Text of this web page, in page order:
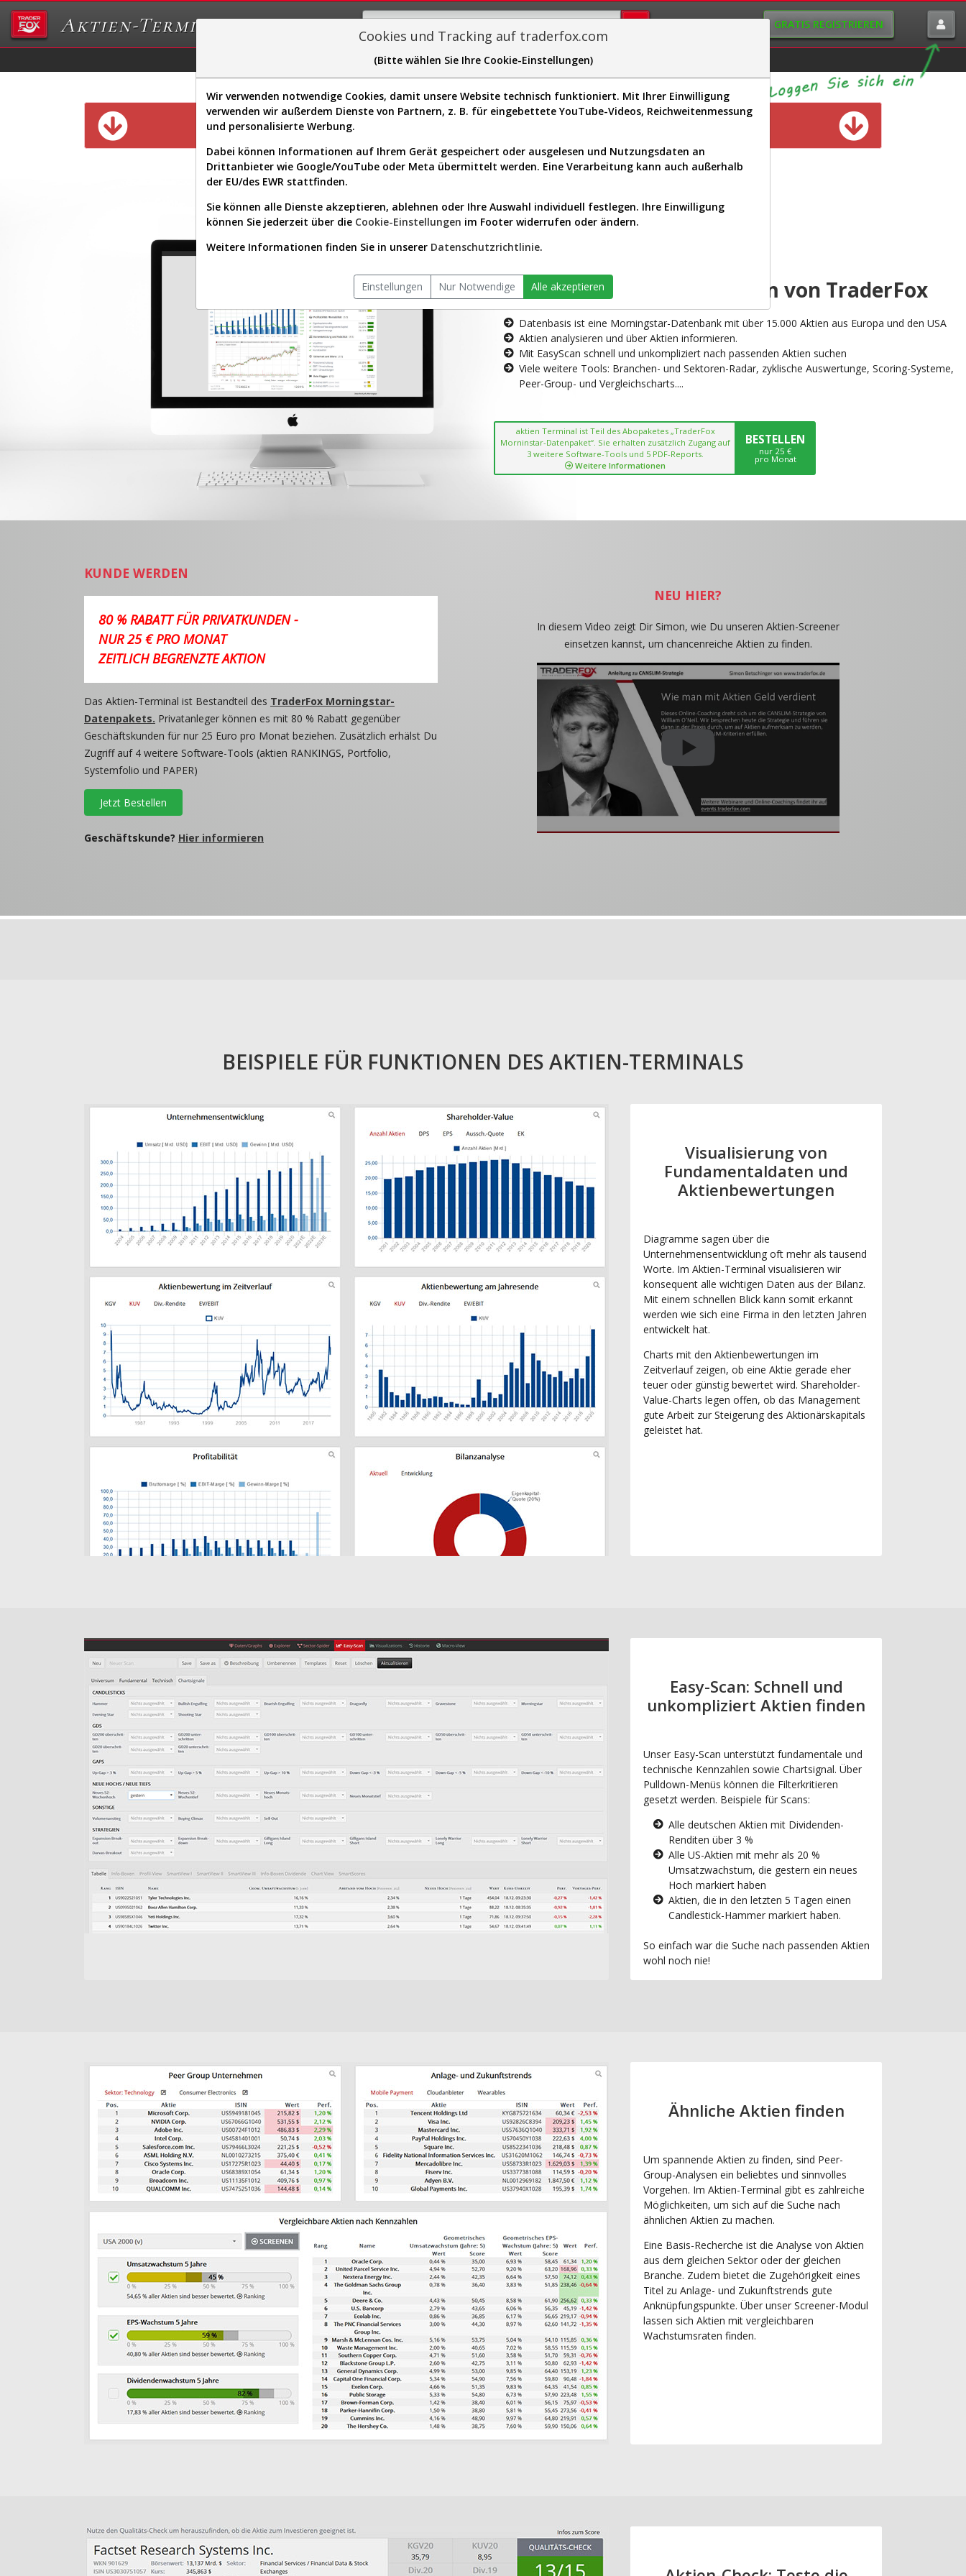
Aktien-Terminal GRATIS REGISTRIEREN
Sector-Spider Easy-Scan Visualizations
Diese Funktion ist nur für Premium-Kunden verfügbar
AKTIEN-TERMINAL
Die Aktienanalyse-Plattform von TraderFox
Datenbasis ist eine Morningstar-Datenbank mit über 15.000 Aktien aus Europa und den USA
Aktien analysieren und über Aktien informieren.
Mit EasyScan schnell und unkompliziert nach passenden Aktien suchen
Viele weitere Tools: Branchen- und Sektoren-Radar, zyklische Auswertunge, Scoring-Systeme,
Peer-Group- und Vergleichscharts....
aktien Terminal ist Teil des Abopaketes „TraderFox
Morninstar-Datenpaket“. Sie erhalten zusätzlich Zugang auf
3 weitere Software-Tools und 5 PDF-Reports.
Weitere Informationen
BESTELLEN
nur 25 €
pro Monat
KUNDE WERDEN
80 % RABATT FÜR PRIVATKUNDEN -
NUR 25 € PRO MONAT
ZEITLICH BEGRENZTE AKTION
Das Aktien-Terminal ist Bestandteil des TraderFox Morningstar-
Datenpakets. Privatanleger können es mit 80 % Rabatt gegenüber
Geschäftskunden für nur 25 Euro pro Monat beziehen. Zusätzlich erhälst Du
Zugriff auf 4 weitere Software-Tools (aktien RANKINGS, Portfolio,
Systemfolio und PAPER)
Jetzt Bestellen
Geschäftskunde? Hier informieren
NEU HIER?
In diesem Video zeigt Dir Simon, wie Du unseren Aktien-Screener
einsetzen kannst, um chancenreiche Aktien zu finden.
BEISPIELE FÜR FUNKTIONEN DES AKTIEN-TERMINALS
Visualisierung von
Fundamentaldaten und
Aktienbewertungen
Diagramme sagen über die
Unternehmensentwicklung oft mehr als tausend
Worte. Im Aktien-Terminal visualisieren wir
konsequent alle wichtigen Daten aus der Bilanz.
Mit einem schnellen Blick kann somit erkannt
werden wie sich eine Firma in den letzten Jahren
entwickelt hat.
Charts mit den Aktienbewertungen im
Zeitverlauf zeigen, ob eine Aktie gerade eher
teuer oder günstig bewertet wird. Shareholder-
Value-Charts legen offen, ob das Management
gute Arbeit zur Steigerung des Aktionärskapitals
geleistet hat.
Easy-Scan: Schnell und
unkompliziert Aktien finden
Unser Easy-Scan unterstützt fundamentale und
technische Kennzahlen sowie Chartsignal. Über
Pulldown-Menüs können die Filterkritieren
gesetzt werden. Beispiele für Scans:
Alle deutschen Aktien mit Dividenden-
Renditen über 3 %
Alle US-Aktien mit mehr als 20 %
Umsatzwachstum, die gestern ein neues
Hoch markiert haben
Aktien, die in den letzten 5 Tagen einen
Candlestick-Hammer markiert haben.
So einfach war die Suche nach passenden Aktien
wohl noch nie!
Ähnliche Aktien finden
Um spannende Aktien zu finden, sind Peer-
Group-Analysen ein beliebtes und sinnvolles
Vorgehen. Im Aktien-Terminal gibt es zahlreiche
Möglichkeiten, um sich auf die Suche nach
ähnlichen Aktien zu machen.
Eine Basis-Recherche ist die Analyse von Aktien
aus dem gleichen Sektor oder der gleichen
Branche. Zudem bietet die Zugehörigkeit eines
Titel zu Anlage- und Zukunftstrends gute
Anknüpfungspunkte. Über unser Screener-Modul
lassen sich Aktien mit vergleichbaren
Wachstumsraten finden.
Cookies und Tracking auf traderfox.com
(Bitte wählen Sie Ihre Cookie-Einstellungen)
Wir verwenden notwendige Cookies, damit unsere Website technisch funktioniert. Mit Ihrer Einwilligung
verwenden wir außerdem Dienste von Partnern, z. B. für eingebettete YouTube-Videos, Reichweitenmessung
und personalisierte Werbung.
Dabei können Informationen auf Ihrem Gerät gespeichert oder ausgelesen und Nutzungsdaten an
Drittanbieter wie Google/YouTube oder Meta übermittelt werden. Eine Verarbeitung kann auch außerhalb
der EU/des EWR stattfinden.
Sie können alle Dienste akzeptieren, ablehnen oder Ihre Auswahl individuell festlegen. Ihre Einwilligung
können Sie jederzeit über die Cookie-Einstellungen im Footer widerrufen oder ändern.
Weitere Informationen finden Sie in unserer Datenschutzrichtlinie.
Einstellungen Nur Notwendige Alle akzeptieren